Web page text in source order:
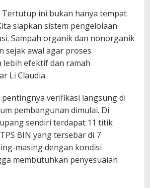
Tertutup ini bukan hanya tempat
siapkan sistem pengelolaan
Sampah organik dan nonorganik
sejak awal agar proses
lebih efektif dan ramah
Li Claudia.
pentingnya verifikasi langsung di
pembangunan dimulai. Di
sendiri terdapat 11 titik
BIN yang tersebar di 7
masing dengan kondisi
membutuhkan penyesuaian